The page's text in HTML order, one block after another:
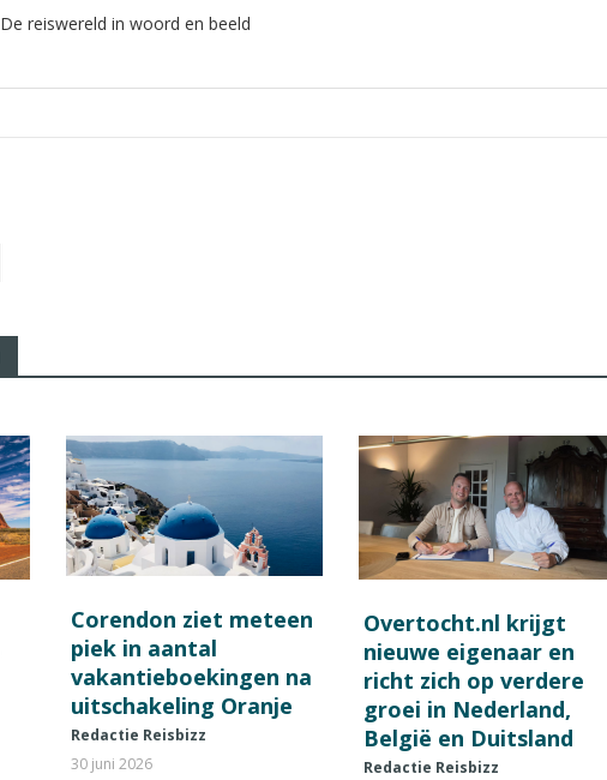
De reiswereld in woord en beeld
Corendon ziet meteen
piek in aantal
vakantieboekingen na
uitschakeling Oranje
Redactie Reisbizz
30 juni 2026
Overtocht.nl krijgt
nieuwe eigenaar en
richt zich op verdere
groei in Nederland,
België en Duitsland
Redactie Reisbizz